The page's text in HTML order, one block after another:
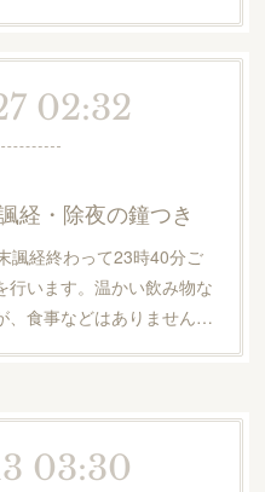
02:32
経・除夜の鐘つき
諷経終わって23時40分ご
行います。温かい飲み物な
、食事などはありません…
03:30